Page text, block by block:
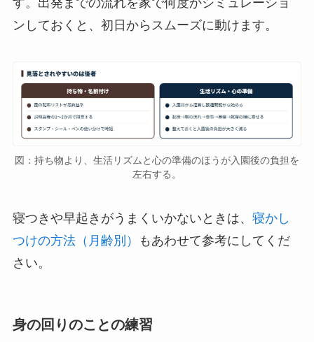
す。出発までの流れを家で何度かシミュレーショ
ンしておくと、初日からスムーズに動けます。
図：持ち物より、生活リズムと心の準備のほうが入園後の負担を
左右する。
寝つきや早起きがうまくいかないときは、 寝かし
つけの方法（月齢別）
もあわせて参考にしてくだ
さい。
身の回りのことの練習